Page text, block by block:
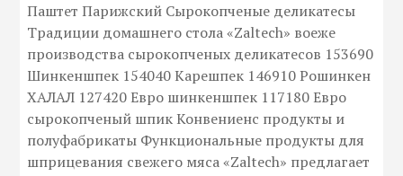
Паштет Парижский Сырокопченые деликатесы
Традиции домашнего стола «Zaltech» воеже
производства сырокопченых деликатесов 153690
Шинкеншпек 154040 Карешпек 146910 Рошинкен
ХАЛАЛ 127420 Евро шинкеншпек 117180 Евро
сырокопченый шпик Конвениенс продукты и
полуфабрикаты Функциональные продукты для
шприцевания свежего мяса «Zaltech» предлагает